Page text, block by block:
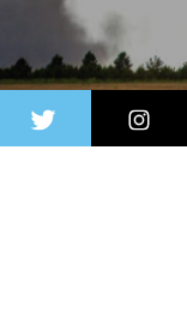
efeitos de
causam